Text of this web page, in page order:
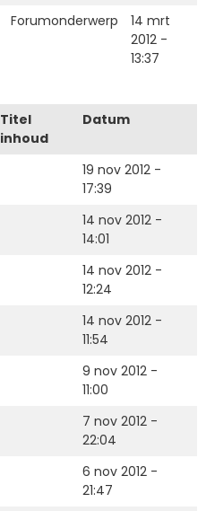
Forumonderwerp
14 mrt
2012 -
13:37
Titel
inhoud
Datum
19 nov 2012 -
17:39
14 nov 2012 -
14:01
14 nov 2012 -
12:24
14 nov 2012 -
11:54
9 nov 2012 -
11:00
7 nov 2012 -
22:04
6 nov 2012 -
21:47